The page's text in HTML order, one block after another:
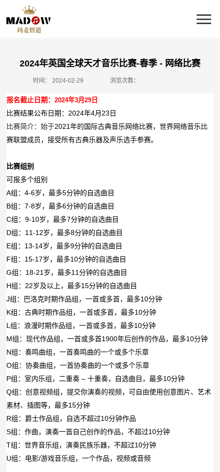
2024年英国全球天才音乐比赛-春季 - 网络比赛
时间： 2024-02-29 浏览次数：
报名截止日期：2024年3月29 日
比赛结果公布日期：2024年4月23日
比赛简介：始于2021年的国际古典音乐网络比赛，世界网络音乐比
赛联盟成员，接受所有古典乐器及声乐选手参赛。
比赛组别
可报多个组别
A组：4-6岁，最多5分钟的自选曲目
B组：7-8岁，最多6分钟的自选曲目
C组：9-10岁，最多7分钟的自选曲目
D组： 11-12岁，最多8分钟的自选曲目
E组： 13-14岁，最多9分钟的自选曲目
F组： 15-17岁，最多10分钟的自选曲目
G组： 18-21 岁，最多11分钟的自选曲目
H组： 22岁及以上，最多15分钟的自选曲目
J组：巴洛克时期作品组，一首或多首，最多10分钟
K组：古典时期作品组，一首或多首，最多10分钟
L组：浪漫时期作品组，一首或多首，最多10分钟
M组：现代作品组，一首或多首1900年后创作的作品，最多10分钟
N组：奏鸣曲组，一首奏鸣曲的一个或多个乐章
O组：协奏曲组，一首协奏曲的一个或多个乐章
P组：室内乐组，二重奏 –十重奏，自选曲目，最多10分钟
Q组：创意视频组，提交你演奏的视频，可自由使用创意图片、艺术
素材、插图等，最多15分钟
R组：爵士作品组，自选不超过10分钟作品
S组：作曲，演奏一首自己创作的作品，不超过10分钟
T组：世界音乐组，演奏民族乐器，不超过10分钟
U组：电影/游戏音乐组，一个作品，视频或音频